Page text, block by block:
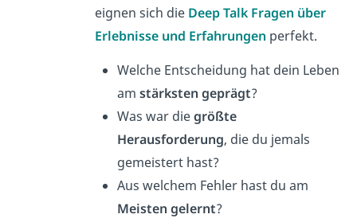
eignen sich die Deep Talk Fragen über
Erlebnisse und Erfahrungen perfekt.
Welche Entscheidung hat dein Leben
am stärksten geprägt?
Was war diegrößte
Herausforderung, die du jemals
gemeistert hast?
Aus welchem Fehler hast du am
Meisten gelernt?